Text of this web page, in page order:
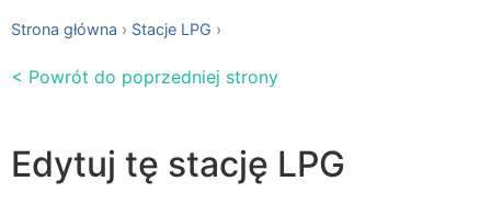
Strona główna Stacje LPG
< Powrót do poprzedniej strony
Edytuj tę stację LPG